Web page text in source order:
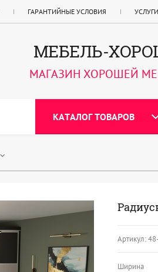
ГАРАНТИЙНЫЕ УСЛОВИЯ
МЕБЕЛЬ-
МАГАЗИН ХОРОШЕЙ
КАТАЛОГ ТОВАРОВ
Артикул:
Ширина